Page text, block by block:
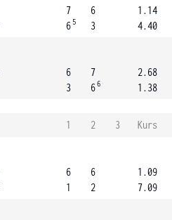
7
6 5
6
3
1.14
4.40
6
3
7
66
2.68
1.38
1 2 3
Kurs
6
1
6
2
1.09
7.09